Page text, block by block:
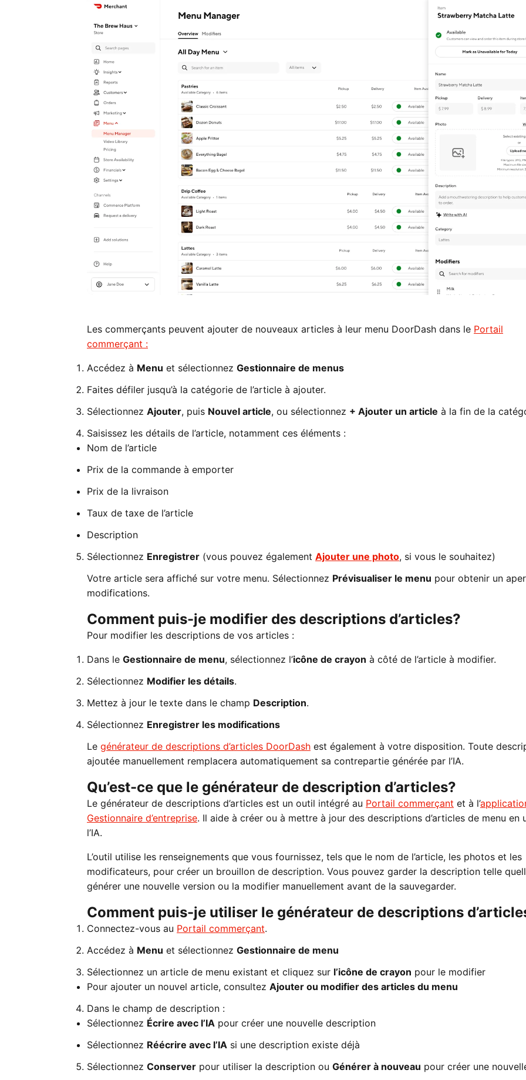
Les commerçants peuvent ajouter de nouveaux articles à leur menu DoorDash dans le Portail
commerçant :
Accédez à Menu et sélectionnez Gestionnaire de menus
Faites défiler jusqu’à la catégorie de l’article à ajouter.
Sélectionnez Ajouter, puis Nouvel article, ou sélectionnez + Ajouter un article à la fin de la
Saisissez les détails de l’article, notamment ces éléments :
Nom de l’article
Prix de la commande à emporter
Prix de la livraison
Taux de taxe de l’article
Description
Sélectionnez Enregistrer (vous pouvez également Ajouter une photo, si vous le souhaitez)
Votre article sera affiché sur votre menu. Sélectionnez Prévisualiser le menu pour obtenir un
modifications.
Comment puis-je modifier des descriptions d’articles?
Pour modifier les descriptions de vos articles :
Dans le Gestionnaire de menu, sélectionnez l’icône de crayon à côté de l’article à modifier.
Sélectionnez Modifier les détails.
Mettez à jour le texte dans le champ Description.
Sélectionnez Enregistrer les modifications
Le générateur de descriptions d’articles DoorDash est également à votre disposition. Toute
ajoutée manuellement remplacera automatiquement sa contrepartie générée par l’IA.
Qu’est-ce que le générateur de description d’articles?
Le générateur de descriptions d’articles est un outil intégré au Portail commerçant et à l’
Gestionnaire d’entreprise. Il aide à créer ou à mettre à jour des descriptions d’articles de menu en
l’IA.
L’outil utilise les renseignements que vous fournissez, tels que le nom de l’article, les photos et les
modificateurs, pour créer un brouillon de description. Vous pouvez garder la description telle
générer une nouvelle version ou la modifier manuellement avant de la sauvegarder.
Comment puis-je utiliser le générateur de descriptions
Connectez-vous au Portail commerçant.
Accédez à Menu et sélectionnez Gestionnaire de menu
Sélectionnez un article de menu existant et cliquez sur l’icône de crayon pour le modifier
Pour ajouter un nouvel article, consultez Ajouter ou modifier des articles du menu
Dans le champ de description :
Sélectionnez Écrire avec l’IA pour créer une nouvelle description
Sélectionnez Réécrire avec l’IA si une description existe déjà
Sélectionnez Conserver pour utiliser la description ou Générer à nouveau pour créer une